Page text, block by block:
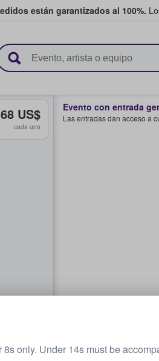
están garantizados al 100%.
US$
cada uno
Evento con entrada
Las entradas dan acceso a
only. Under 14s must be